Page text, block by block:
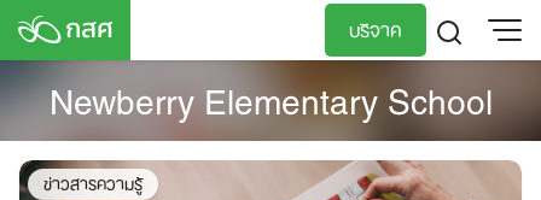
Skip
content
บริจาค
TH
EN
Newberry Elementary School
ข่าวสารความรู้